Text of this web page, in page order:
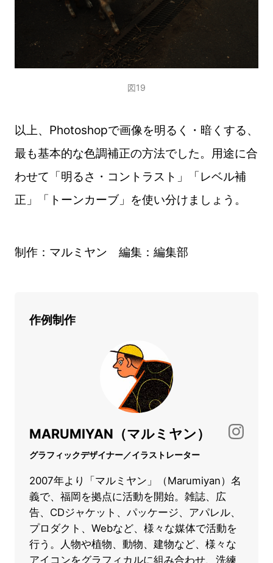
図19
以上、Photoshopで画像を明るく・暗くする、
最も基本的な色調補正の方法でした。用途に合
わせて「明るさ・コントラスト」「レベル補
正」「トーンカーブ」を使い分けましょう。
制作：マルミヤン 編集：編集部
作例制作
MARUMIYAN（マルミヤン）
グラフィックデザイナー／イラストレーター
2007年より「マルミヤン」（Marumiyan）名
義で、福岡を拠点に活動を開始。雑誌、広
告、CDジャケット、パッケージ、アパレル、
プロダクト、Webなど、様々な媒体で活動を
行う。人物や植物、動物、建物など、様々な
アイコンをグラフィカルに組み合わせ、洗練